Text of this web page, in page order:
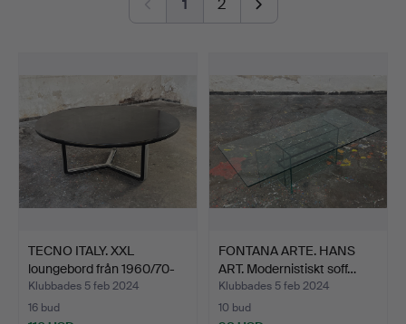
1 2
TECNO ITALY. XXL
loungebord från 1960/70-
t…
Klubbades 5 feb 2024
16 bud
FONTANA ARTE. HANS
ART. Modernistiskt soff…
Klubbades 5 feb 2024
10 bud